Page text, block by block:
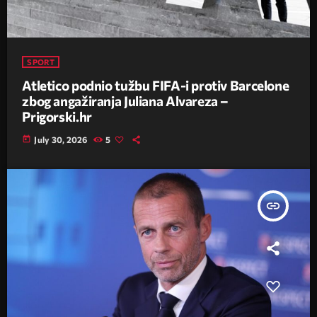
SPORT
Atletico podnio tužbu FIFA-i protiv Barcelone
zbog angažiranja Juliana Alvareza –
Prigorski.hr
today July 30, 2026 5
insert_link